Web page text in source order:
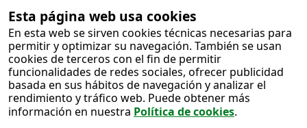
Esta página web usa cookies
En esta web se sirven cookies técnicas necesarias para
permitir y optimizar su navegación. También se usan
cookies de terceros con el fin de permitir
funcionalidades de redes sociales, ofrecer publicidad
basada en sus hábitos de navegación y analizar el
rendimiento y tráfico web. Puede obtener más
información en nuestra Política de cookies.